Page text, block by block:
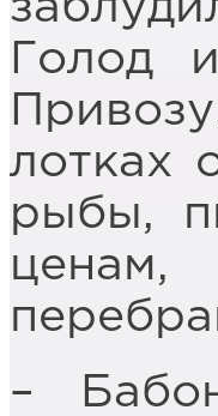
Голод
лотках
рыбы,
–